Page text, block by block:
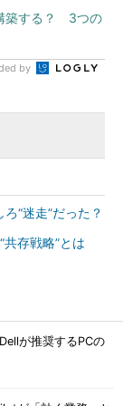
築する？ 3つの
by
“迷走”だった？
存戦略”とは
が推奨するPCの